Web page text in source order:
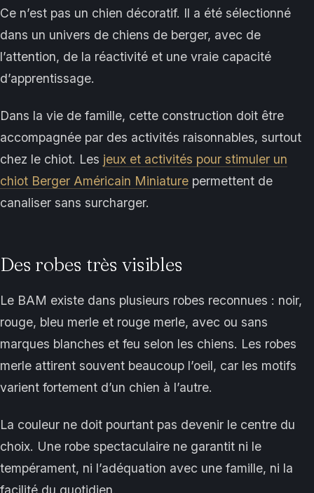
Ce n’est pas un chien décoratif. Il a été sélectionné
dans un univers de chiens de berger, avec de
l’attention, de la réactivité et une vraie capacité
d’apprentissage.
Dans la vie de famille, cette construction doit être
accompagnée par des activités raisonnables, surtout
chez le chiot. Les jeux et activités pour stimuler un
chiot Berger Américain Miniature permettent de
canaliser sans surcharger.
Des robes très visibles
Le BAM existe dans plusieurs robes reconnues : noir,
rouge, bleu merle et rouge merle, avec ou sans
marques blanches et feu selon les chiens. Les robes
merle attirent souvent beaucoup l’oeil, car les motifs
varient fortement d’un chien à l’autre.
La couleur ne doit pourtant pas devenir le centre du
choix. Une robe spectaculaire ne garantit ni le
tempérament, ni l’adéquation avec une famille, ni la
facilité du quotidien.